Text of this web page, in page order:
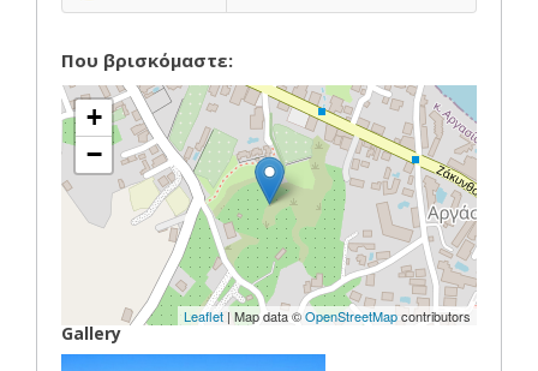
Που βρισκόμαστε:
+
−
Leaflet | Map data ©OpenStreetMapcontributors
Gallery